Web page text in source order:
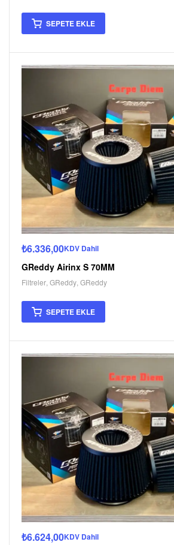
SEPETE EKLE
₺6.336,00KDV Dahil
GReddy Airinx S 70MM
Filtreler GReddy GReddy
SEPETE EKLE
₺6.624,00KDV Dahil